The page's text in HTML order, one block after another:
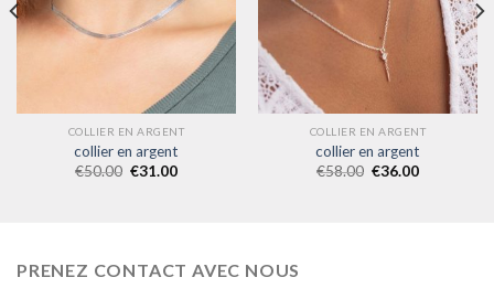
COLLIER EN ARGENT
collier en argent
€50.00 €31.00
COLLIER EN ARGENT
collier en argent
€58.00 €36.00
PRENEZ CONTACT AVEC NOUS